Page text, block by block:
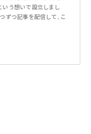
いう想いで設立しまし
ずつ記事を配信して、こ